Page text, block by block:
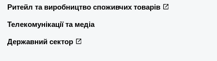
Ритейл та виробництво споживчих товарів
Телекомунікації та медіа
Державний сектор